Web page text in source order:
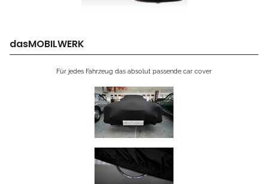
dasMOBILWERK
Für jedes Fahrzeug das absolut passende car cover